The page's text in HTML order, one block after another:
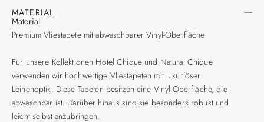
MATERIAL
Material
Premium Vliestapete mit abwaschbarer Vinyl-Oberfläche
Für unsere Kollektionen Hotel Chique und Natural Chique
verwenden wir hochwertige Vliestapeten mit luxuriöser
Leinenoptik. Diese Tapeten besitzen eine Vinyl-Oberfläche, die
abwaschbar ist. Darüber hinaus sind sie besonders robust und
leicht selbst anzubringen.